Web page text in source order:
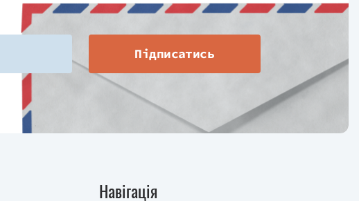
Підписатись
Навігація